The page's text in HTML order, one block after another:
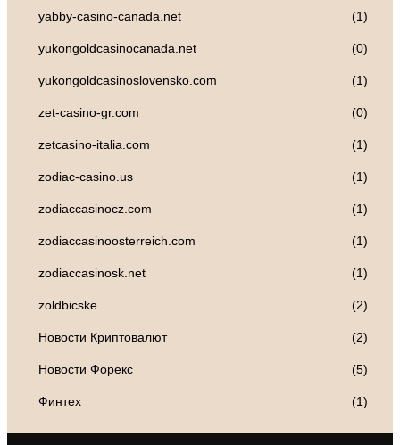
yabby-casino-canada.net (1)
yukongoldcasinocanada.net (0)
yukongoldcasinoslovensko.com (1)
zet-casino-gr.com (0)
zetcasino-italia.com (1)
zodiac-casino.us (1)
zodiaccasinocz.com (1)
zodiaccasinoosterreich.com (1)
zodiaccasinosk.net (1)
zoldbicske (2)
Новости Криптовалют (2)
Новости Форекс (5)
Финтех (1)